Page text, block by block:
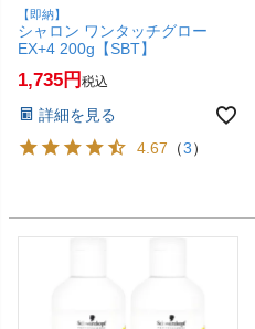
【即納】
シャロン ワンタッチグロー
EX+4 200g【SBT】
1,735 税込
詳細を見る
4.67 （3）